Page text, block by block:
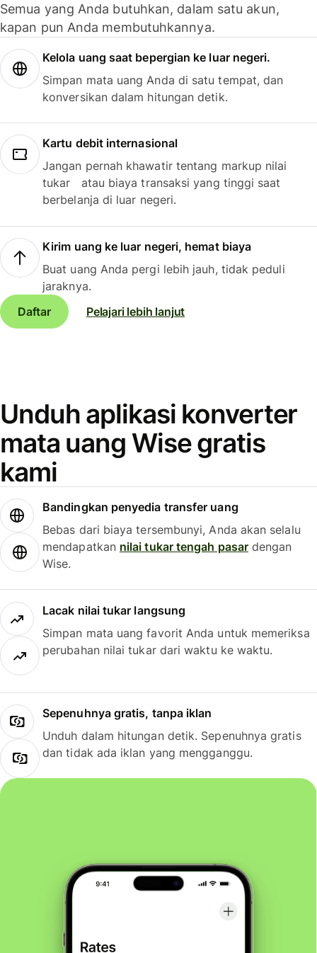
Semua yang Anda butuhkan, dalam satu akun,
kapan pun Anda membutuhkannya.
Kelola uang saat bepergian ke luar negeri.
Simpan mata uang Anda di satu tempat, dan
konversikan dalam hitungan detik.
Kartu debit internasional
Jangan pernah khawatir tentang markup nilai
tukar atau biaya transaksi yang tinggi saat
berbelanja di luar negeri.
Kirim uang ke luar negeri, hemat biaya
Buat uang Anda pergi lebih jauh, tidak peduli
jaraknya.
Daftar
Pelajari lebih lanjut
Unduh aplikasi konverter
mata uang Wise gratis
kami
Bandingkan penyedia transfer uang
Bebas dari biaya tersembunyi, Anda akan selalu
mendapatkan nilai tukar tengah pasardengan
Wise.
Lacak nilai tukar langsung
Simpan mata uang favorit Anda untuk memeriksa
perubahan nilai tukar dari waktu ke waktu.
Sepenuhnya gratis, tanpa iklan
Unduh dalam hitungan detik. Sepenuhnya gratis
dan tidak ada iklan yang mengganggu.